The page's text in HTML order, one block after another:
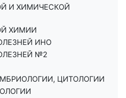
И ХИМИЧЕСКОЙ
ХИМИИ
ИНО
№2
ЦИТОЛОГИИ